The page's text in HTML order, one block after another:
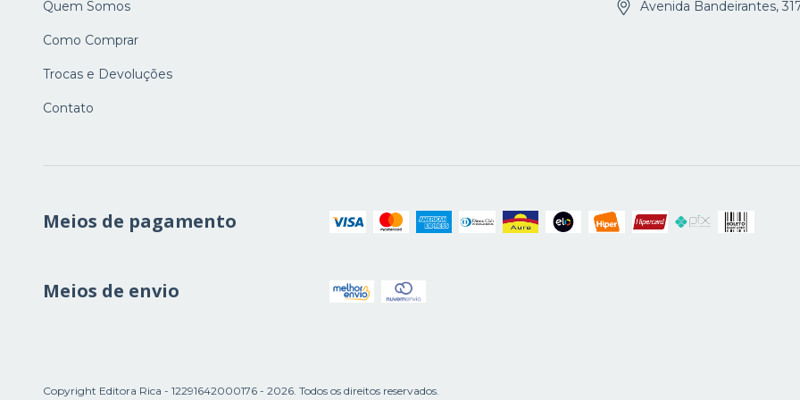
Quem Somos
Como Comprar
Trocas e Devoluções
Contato
Avenida Bandeirantes,
Meios de pagamento
Meios de envio
Copyright Editora Rica - 12291642000176 - 2026. Todos os direitos reservados.